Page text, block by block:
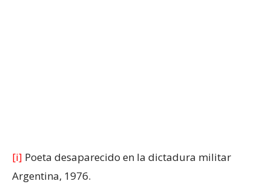
[i] Poeta desaparecido en la dictadura militar
Argentina, 1976.